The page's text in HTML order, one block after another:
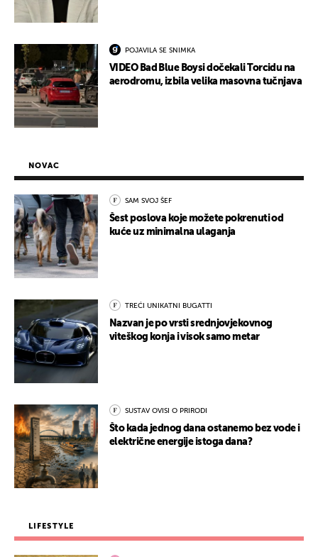
POJAVILA SE SNIMKA
VIDEO Bad Blue Boysi dočekali Torcidu na
aerodromu, izbila velika masovna tučnjava
NOVAC
SAM SVOJ ŠEF
Šest poslova koje možete pokrenuti od
kuće uz minimalna ulaganja
TREĆI UNIKATNI BUGATTI
Nazvan je po vrsti srednjovjekovnog
viteškog konja i visok samo metar
SUSTAV OVISI O PRIRODI
Što kada jednog dana ostanemo bez vode i
električne energije istoga dana?
LIFESTYLE